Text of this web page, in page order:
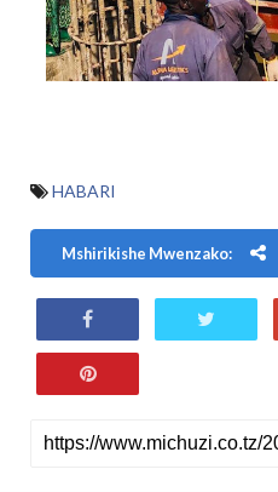
HABARI
Mshirikishe Mwenzako: